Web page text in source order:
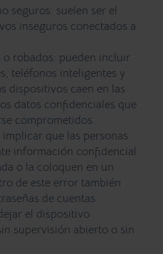
seguros : suelen ser el
inseguros conectados a
robados : pueden incluir
teléfonos inteligentes y
dispositivos caen en las
datos confidenciales que
comprometidos.
implicar que las personas
información confidencial
o la coloquen en un
de este error también
de cuentas
el dispositivo
supervisión abierto o sin